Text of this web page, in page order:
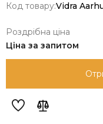
Код товару:Vidra
Роздрібна ціна
Ціна за запитом